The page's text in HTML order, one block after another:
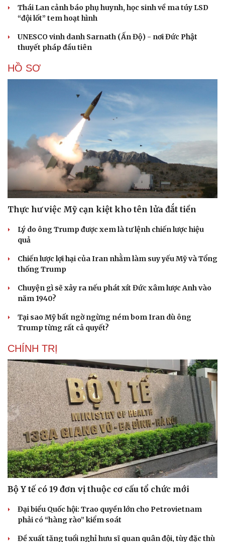
Thái Lan cảnh báo phụ huynh, học sinh về ma túy LSD
“đội lốt” tem hoạt hình
UNESCO vinh danh Sarnath (Ấn Độ) - nơi Đức Phật
thuyết pháp đầu tiên
HỒ SƠ
Thực hư việc Mỹ cạn kiệt kho tên lửa đắt tiền
Lý do ông Trump được xem là tư lệnh chiến lược hiệu
quả
Chiến lược lợi hại của Iran nhằm làm suy yếu Mỹ và Tổng
thống Trump
Chuyện gì sẽ xảy ra nếu phát xít Đức xâm lược Anh vào
năm 1940?
Tại sao Mỹ bất ngờ ngừng ném bom Iran dù ông
Trump từng rất cả quyết?
CHÍNH TRỊ
Bộ Y tế có 19 đơn vị thuộc cơ cấu tổ chức mới
Đại biểu Quốc hội: Trao quyền lớn cho Petrovietnam
phải có “hàng rào” kiểm soát
Đề xuất tăng tuổi nghỉ hưu sĩ quan quân đội, tùy đặc thù